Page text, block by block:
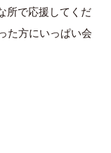
所で応援してくだ
た方にいっぱい会